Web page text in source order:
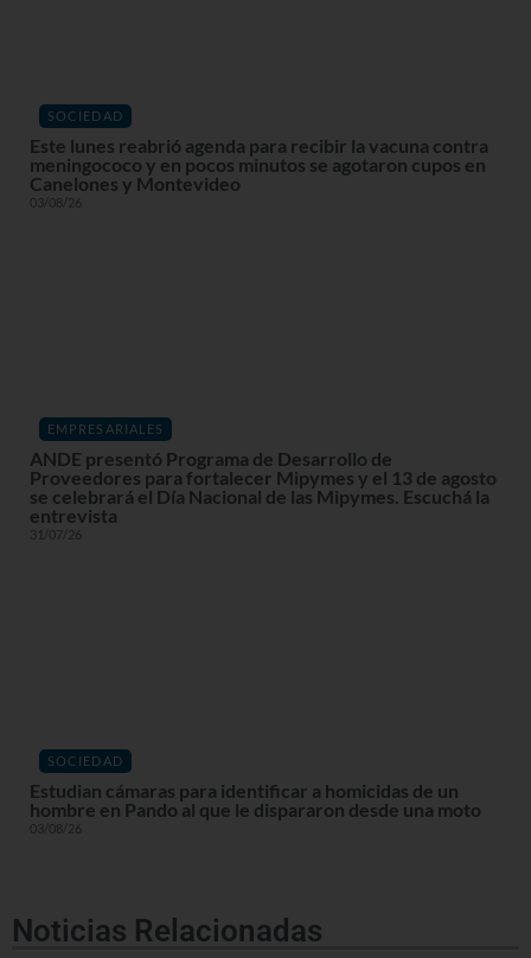
SOCIEDAD
Este lunes reabrió agenda para recibir la vacuna contra
meningococo y en pocos minutos se agotaron cupos en
Canelones y Montevideo
03/08/26
EMPRESARIALES
ANDE presentó Programa de Desarrollo de
Proveedores para fortalecer Mipymes y el 13 de agosto
se celebrará el Día Nacional de las Mipymes. Escuchá la
entrevista
31/07/26
SOCIEDAD
Estudian cámaras para identificar a homicidas de un
hombre en Pando al que le dispararon desde una moto
03/08/26
Noticias Relacionadas